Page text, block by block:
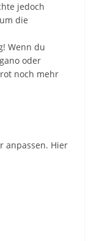
jedoch
die
Wenn du
oder
noch mehr
anpassen. Hier